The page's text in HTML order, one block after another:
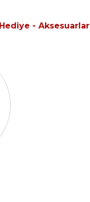
Hediye - Aksesuarlar